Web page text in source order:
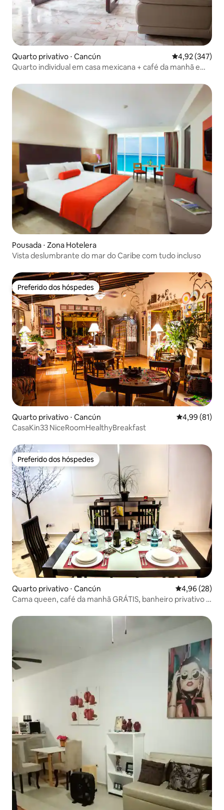
Quarto privativo ⋅ Cancún 4,92 de uma
4,92 (347)
Quarto individual em casa mexicana + café da manhã e
Pousada ⋅ Zona Hotelera
Vista deslumbrante do mar do Caribe com tudo incluso
Preferido dos hóspedes
Preferido dos hóspedes
Quarto privativo ⋅ Cancún 4,99 de uma
4,99 (81)
CasaKin33 NiceRoomHealthyBreakfast
Preferido dos hóspedes
Preferido dos hóspedes
Quarto privativo ⋅ Cancún 4,96 de uma
4,96 (28)
Cama queen, café da manhã GRÁTIS, banheiro privativo e